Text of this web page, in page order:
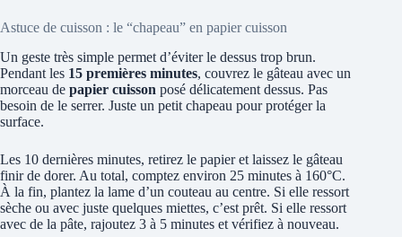
Astuce de cuisson : le “chapeau” en papier cuisson
Un geste très simple permet d’éviter le dessus trop brun.
Pendant les 15 premières minutes, couvrez le gâteau avec un
morceau de papier cuisson posé délicatement dessus. Pas
besoin de le serrer. Juste un petit chapeau pour protéger la
surface.
Les 10 dernières minutes, retirez le papier et laissez le gâteau
finir de dorer. Au total, comptez environ 25 minutes à 160°C.
À la fin, plantez la lame d’un couteau au centre. Si elle ressort
sèche ou avec juste quelques miettes, c’est prêt. Si elle ressort
avec de la pâte, rajoutez 3 à 5 minutes et vérifiez à nouveau.